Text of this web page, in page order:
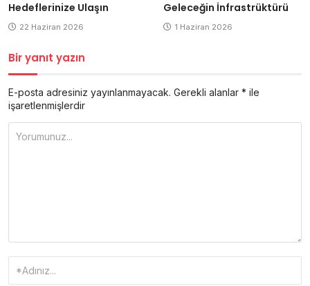
Hedeflerinize Ulaşın
22 Haziran 2026
Geleceğin İnfrastrüktürü
1 Haziran 2026
Bir yanıt yazın
E-posta adresiniz yayınlanmayacak. Gerekli alanlar * ile
işaretlenmişlerdir